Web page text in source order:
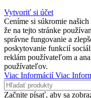
Vytvoriť si účet
Ceníme si súkromie
že na tejto stránke
správne fungovanie a
poskytovanie funkcií
reklám používateľom a
používateľov.
Viac InformáciíViac
Začnite písať, aby sa